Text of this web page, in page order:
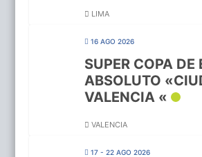
LIMA
16 AGO 2026
SUPER COPA DE
ABSOLUTO
VALENCIA «
VALENCIA
17 - 22 AGO 2026